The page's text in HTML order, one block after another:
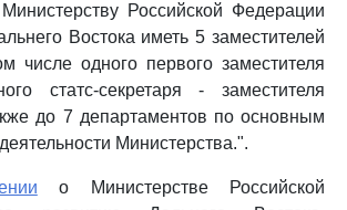
Российской Федерации
Востока иметь 5 заместителей
числе одного первого заместителя
статс-секретаря - заместителя
до 7 департаментов по основным
Министерства.".
о Министерстве Российской